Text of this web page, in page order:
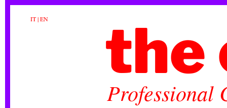
IT|EN the
Professional